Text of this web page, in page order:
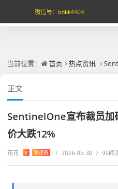
当前位置： 首页 热点资讯
正文
SentinelOne宣布裁员加
价大跌12%
花花 V 管理员 / 2026-05-30 / 99阅
微信号： bbkk4404